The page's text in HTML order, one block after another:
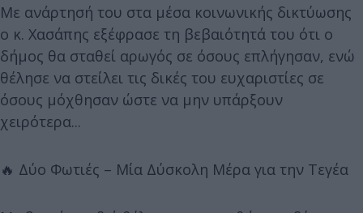
Με ανάρτησή του στα μέσα κοινωνικής δικτύωσης
ο κ. Χασάπης εξέφρασε τη βεβαιότητά του ότι ο
δήμος θα σταθεί αρωγός σε όσους επλήγησαν, ενώ
θέλησε να στείλει τις δικές του ευχαριστίες σε
όσους μόχθησαν ώστε να μην υπάρξουν
χειρότερα...
🔥 Δύο Φωτιές – Μία Δύσκολη Μέρα για την Τεγέα